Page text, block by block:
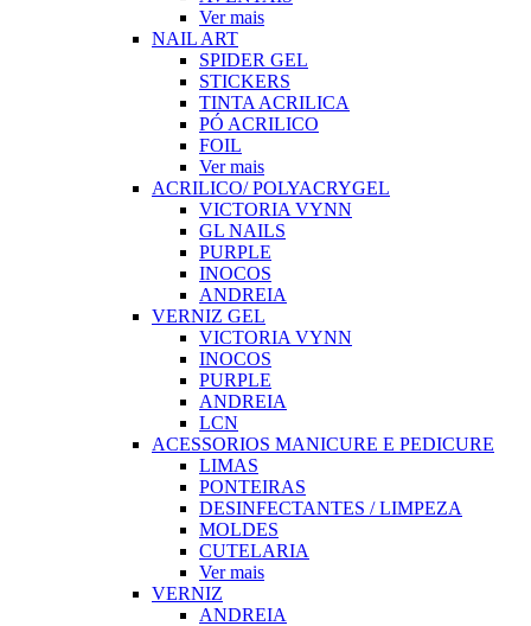
Ver mais
NAIL ART
SPIDER GEL
STICKERS
TINTA ACRILICA
PÓ ACRILICO
FOIL
Ver mais
ACRILICO/ POLYACRYGEL
VICTORIA VYNN
GL NAILS
PURPLE
INOCOS
ANDREIA
VERNIZ GEL
VICTORIA VYNN
INOCOS
PURPLE
ANDREIA
LCN
ACESSORIOS MANICURE E PEDICURE
LIMAS
PONTEIRAS
DESINFECTANTES / LIMPEZA
MOLDES
CUTELARIA
Ver mais
VERNIZ
ANDREIA